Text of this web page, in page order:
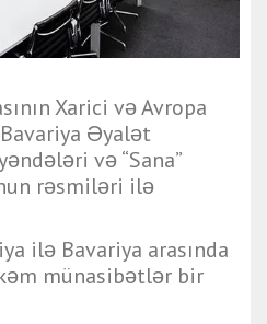
Xarici və Avropa
Əyalət
və “Sana”
rəsmiləri ilə
ilə Bavariya arasında
münasibətlər bir